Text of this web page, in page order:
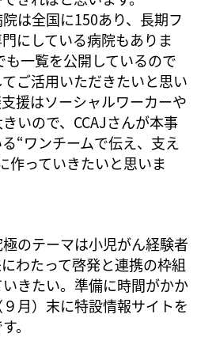
は全国に150あり、長期フ
にしている病院もありま
も一覧を公開しているので
ご活用いただきたいと思い
援はソーシャルワーカーや
いので、CCAJさんが本事
“ワンチームで伝え、支え
作っていきたいと思いま
のテーマは小児がん経験者
わたって啓発と連携の枠組
きたい。準備に時間がかか
月）末に特設情報サイトを
。